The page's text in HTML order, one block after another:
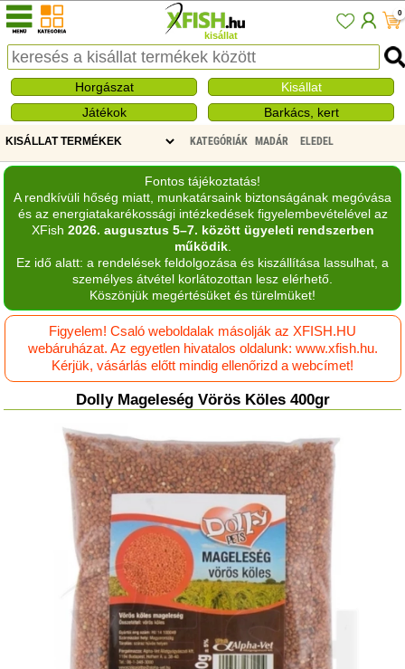
kisállat
0
Horgászat
Kisállat
Játékok
Barkács, kert
KATEGÓRIÁK MADÁR ELEDEL
Fontos tájékoztatás!
A rendkívüli hőség miatt, munkatársaink biztonságának megóvása
és az energiatakarékossági intézkedések figyelembevételével az
XFish 2026. augusztus 5–7. között ügyeleti rendszerben
működik.
Ez idő alatt: a rendelések feldolgozása és kiszállítása lassulhat, a
személyes átvétel korlátozottan lesz elérhető.
Köszönjük megértésüket és türelmüket!
Figyelem! Csaló weboldalak másolják az XFISH.HU
webáruházat. Az egyetlen hivatalos oldalunk: www.xfish.hu.
Kérjük, vásárlás előtt mindig ellenőrizd a webcímet!
Dolly Mageleség Vörös Köles 400gr